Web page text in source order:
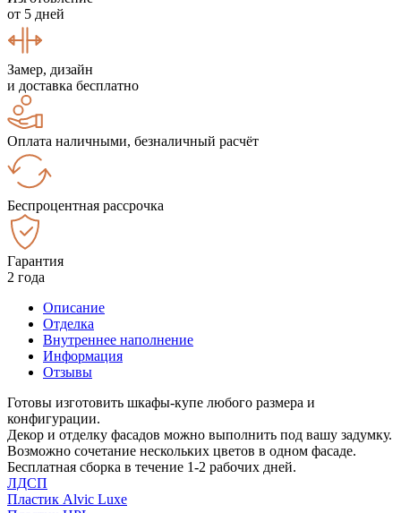
от 5 дней
Замер, дизайн
и доставка бесплатно
Оплата наличными, безналичный расчёт
Беспроцентная рассрочка
Гарантия
2 года
Описание
Отделка
Внутреннее наполнение
Информация
Отзывы
Готовы изготовить шкафы-купе любого размера и
конфигурации.
Декор и отделку фасадов можно выполнить под вашу задумку.
Возможно сочетание нескольких цветов в одном фасаде.
Бесплатная сборка в течение 1-2 рабочих дней.
ЛДСП
Пластик Alvic Luxe